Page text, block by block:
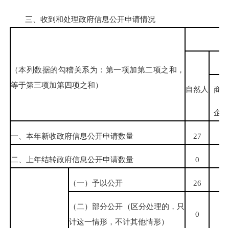
三、收到和处理政府信息公开申请情况
（本列数据的勾稽关系为：第一项加第二项之和，
等于第三项加第四项之和）
自然人 商业
企业
一、本年新收政府信息公开申请数量 27
二、上年结转政府信息公开申请数量 0
（一）予以公开 26
（二）部分公开 （区分处理的，只
计这一情形，不计其他情形）
0